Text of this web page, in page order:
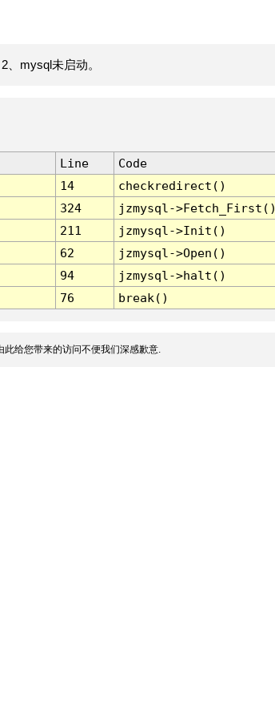
mysql未启动。
Line
Code
14
checkredirect()
324
jzmysql-
211
jzmysql->Init()
62
jzmysql->Open()
94
jzmysql->halt()
76 break()
给您带来的访问不便我们深感歉意.